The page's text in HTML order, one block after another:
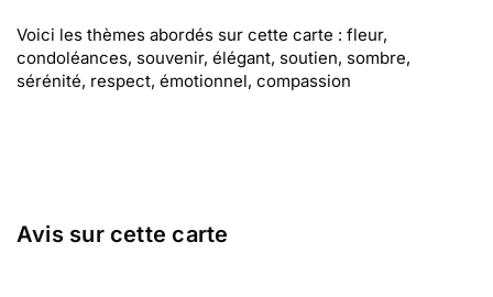
Voici les thèmes abordés sur cette carte : fleur,
condoléances, souvenir, élégant, soutien, sombre,
sérénité, respect, émotionnel, compassion
Avis sur cette carte